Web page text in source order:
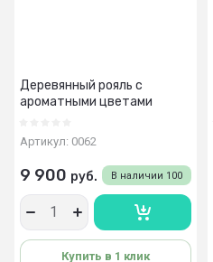
Деревянный рояль с
ароматными цветами
Артикул: 0062
В наличии 100
9 900 руб.
Купить в 1 клик